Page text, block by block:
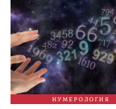
НУМЕРОЛОГИЯ